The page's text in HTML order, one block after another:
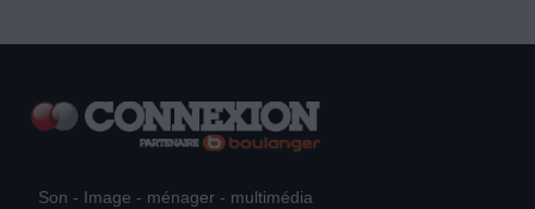
Son - Image - ménager - multimédia